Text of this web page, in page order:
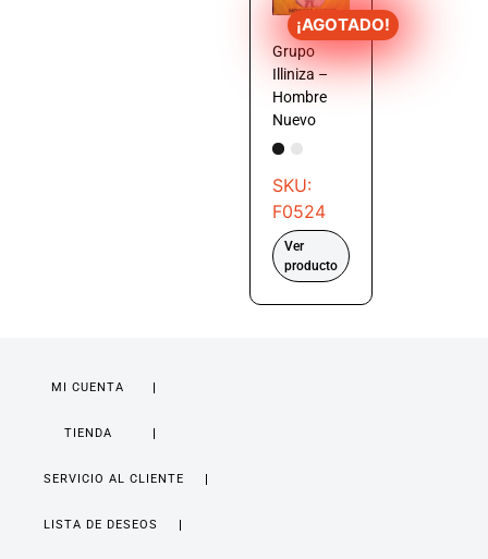
¡AGOTADO!
Grupo
Illiniza –
Hombre
Nuevo
SKU:
F0524
Ver
producto
MI CUENTA
TIENDA
SERVICIO AL CLIENTE
LISTA DE DESEOS